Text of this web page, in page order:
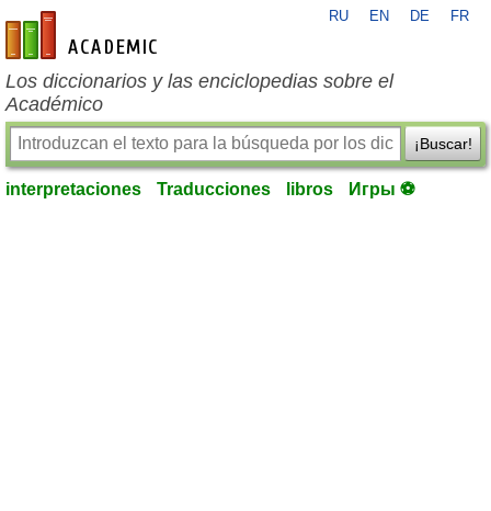
es-academic.com
RU EN DE FR
Los diccionarios y las enciclopedias sobre el
Académico
¡Buscar!
interpretaciones Traducciones libros Игры ⚽